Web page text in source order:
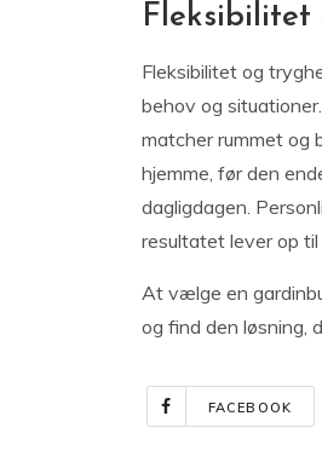
Fleksibilitet
Fleksibilitet og
behov og
matcher rummet og
hjemme, før den
dagligdagen.
resultatet lever op
At vælge en
og find den løsning,
FACEBOOK